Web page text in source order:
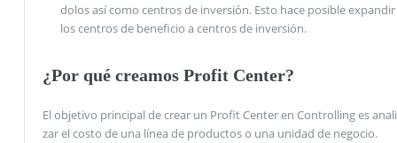
dolos así como centros de inversión. Esto hace posible expandir
los centros de beneficio a centros de inversión.
¿Por qué creamos Profit Center?
El objetivo principal de crear un Profit Center en Controlling es anali
zar el costo de una línea de productos o una unidad de negocio.